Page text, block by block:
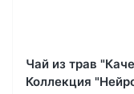
Чай из трав
Коллекция